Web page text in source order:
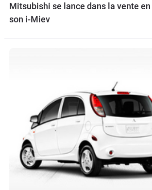
Mitsubishi se lance dans la vente
son i-Miev